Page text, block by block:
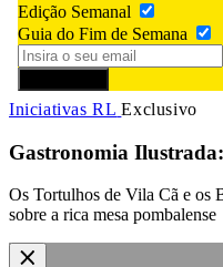
Edição Semanal
Guia do Fim de Semana
Iniciativas RL Exclusivo
Gastronomia
Os Tortulhos de Vila Cã e os
sobre a rica mesa pombalense